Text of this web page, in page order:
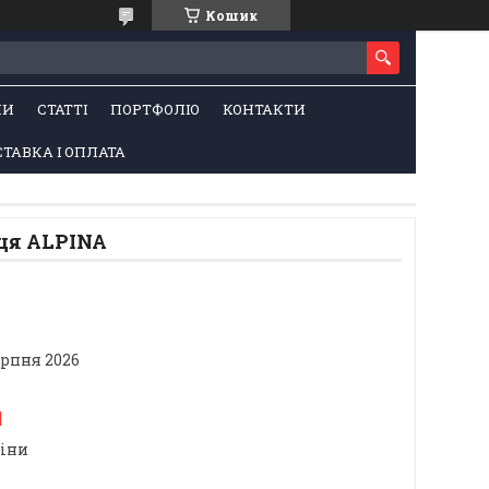
Кошик
СТАТТІ ПОРТФОЛІО КОНТАКТИ
І ОПЛАТА
ALPINA
2026